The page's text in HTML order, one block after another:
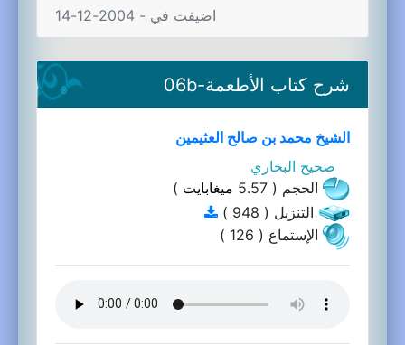
اضيفت في - 2004-12-14
شرح كتاب الأطعمة-06b
الشيخ محمد بن صالح العثيمين
صحيح البخاري
الحجم ( 5.57
ميغابايت )
التنزيل ( 948 )
الإستماع ( 126 )